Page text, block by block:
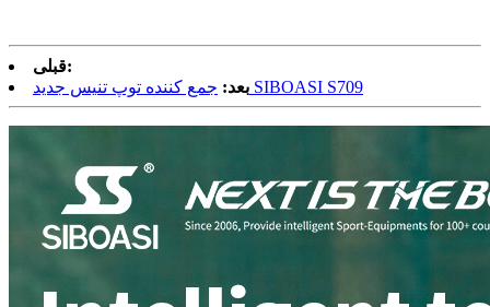
قبلی:
بعد: جمع کننده توپ تنیس جدید SIBOASI S709